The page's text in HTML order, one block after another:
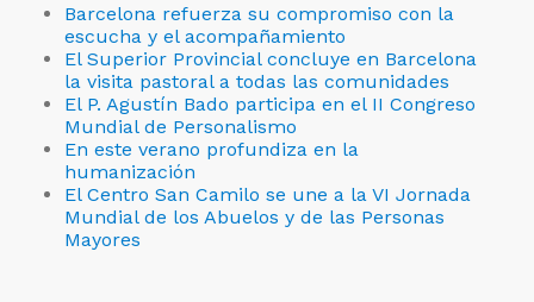
Barcelona refuerza su compromiso con la
escucha y el acompañamiento
El Superior Provincial concluye en Barcelona
la visita pastoral a todas las comunidades
El P. Agustín Bado participa en el II Congreso
Mundial de Personalismo
En este verano profundiza en la
humanización
El Centro San Camilo se une a la VI Jornada
Mundial de los Abuelos y de las Personas
Mayores